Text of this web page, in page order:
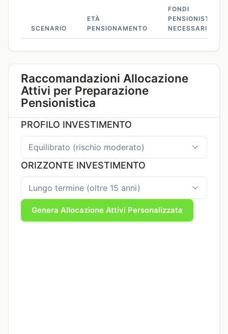
SCENARIO
ETÀ
PENSIONAMENTO
FONDI
PENSIONISTICI
NECESSARI
Raccomandazioni Allocazione
Attivi per Preparazione
Pensionistica
PROFILO INVESTIMENTO
ORIZZONTE INVESTIMENTO
Genera Allocazione Attivi Personalizzata